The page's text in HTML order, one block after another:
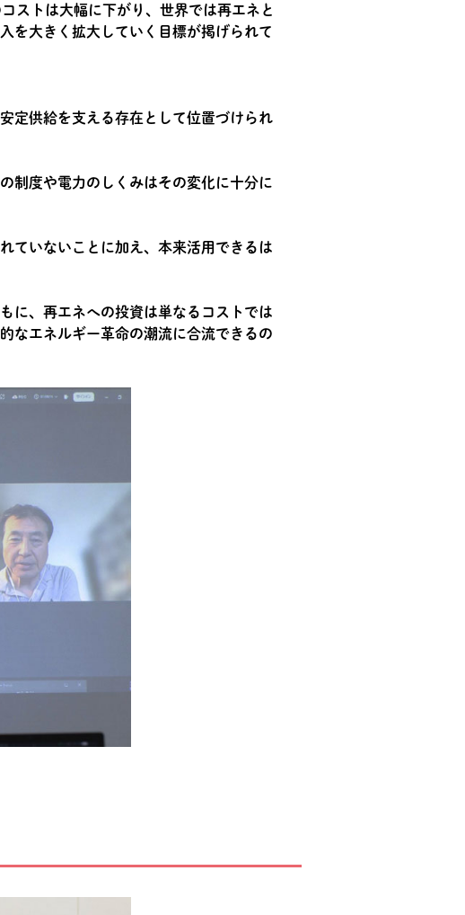
ストは大幅に下がり、世界では再エネと
を大きく拡大していく目標が掲げられて
定供給を支える存在として位置づけられ
制度や電力のしくみはその変化に十分に
ていないことに加え、本来活用できるは
に、再エネへの投資は単なるコストでは
なエネルギー革命の潮流に合流できるの